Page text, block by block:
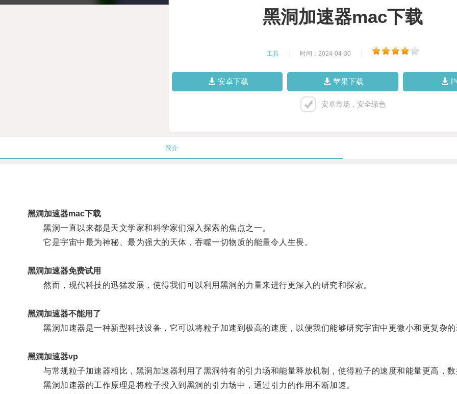
黑洞加速器mac下载
工具 时间：2024-04-30
安卓下载 苹果下载
安卓市场，安全绿色
简介
黑洞加速器mac下载
黑洞一直以来都是天文学家和科学家们深入探索的焦点之一。
它是宇宙中最为神秘、最为强大的天体，吞噬一切物质的能量令人生畏。
黑洞加速器免费试用
然而，现代科技的迅猛发展，使得我们可以利用黑洞的力量来进行更深入的研究和探索。
黑洞加速器不能用了
黑洞加速器是一种新型科技设备，它可以将粒子加速到极高的速度，以便我们能够研究宇宙中更微小和更复杂的
黑洞加速器vp
与常规粒子加速器相比，黑洞加速器利用了黑洞特有的引力场和能量释放机制，使得粒子的速度和能量更高，数
黑洞加速器的工作原理是将粒子投入到黑洞的引力场中，通过引力的作用不断加速。